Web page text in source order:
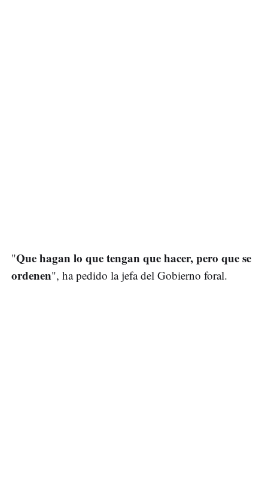
"Que hagan lo que tengan que hacer, pero que se
ordenen", ha pedido la jefa del Gobierno foral.